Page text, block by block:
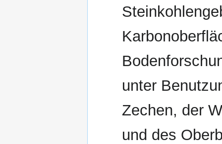
unter
Zechen, der
und des